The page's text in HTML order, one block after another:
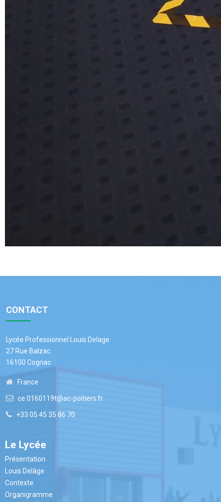
CONTACT
Lycée Professionnel Louis Delage
27 Rue Balzac
16100 Cognac
France
ce.0160119t@ac-poitiers.fr
+33 05 45 35 86 70
Le Lycée
Présentation
Louis Delâge
Contexte
Organigramme